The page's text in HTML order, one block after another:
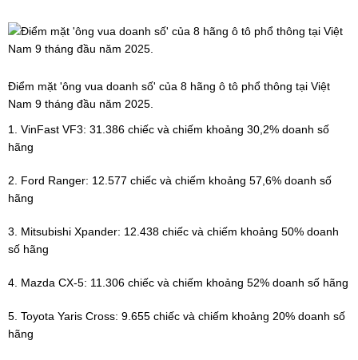
Điểm mặt 'ông vua doanh số' của 8 hãng ô tô phổ thông tại Việt
Nam 9 tháng đầu năm 2025.
1. VinFast VF3: 31.386 chiếc và chiếm khoảng 30,2% doanh số
hãng
2. Ford Ranger: 12.577 chiếc và chiếm khoảng 57,6% doanh số
hãng
3. Mitsubishi Xpander: 12.438 chiếc và chiếm khoảng 50% doanh
số hãng
4. Mazda CX-5: 11.306 chiếc và chiếm khoảng 52% doanh số hãng
5. Toyota Yaris Cross: 9.655 chiếc và chiếm khoảng 20% doanh số
hãng